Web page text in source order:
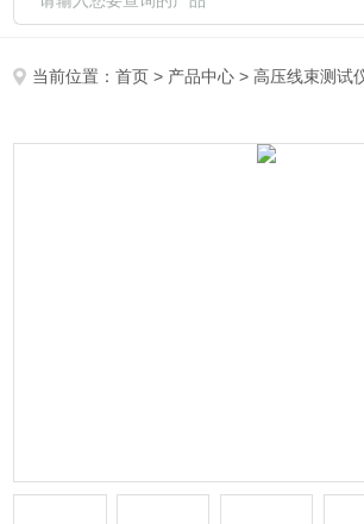
当前位置：首页 > 产品中心 >高压线束测试